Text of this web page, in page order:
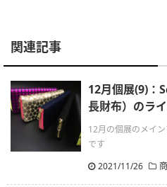
関連記事
12月個展(9)
長財布）のラ
12月の個展のメイ
です
2021/11/26